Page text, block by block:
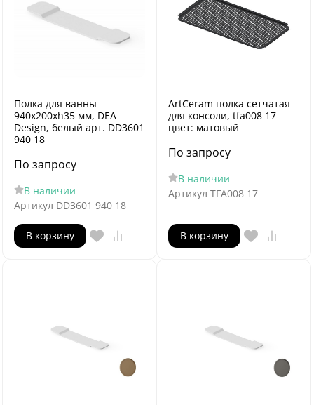
Полка для ванны
940х200хh35 мм, DEA
Design, белый арт. DD3601
940 18
По запросу
В наличии
Артикул DD3601 940 18
В корзину
ArtCeram полка сетчатая
для консоли, tfa008 17
цвет: матовый
По запросу
В наличии
Артикул TFA008 17
В корзину